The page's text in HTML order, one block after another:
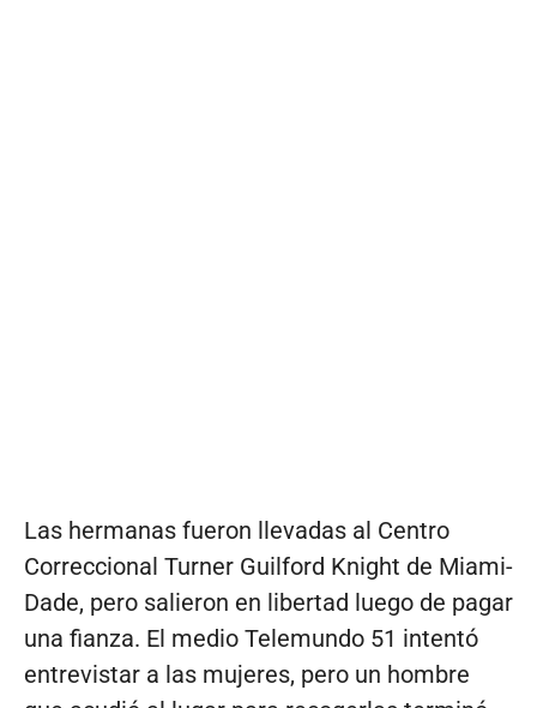
Las hermanas fueron llevadas al Centro
Correccional Turner Guilford Knight de Miami-
Dade, pero salieron en libertad luego de pagar
una fianza. El medio Telemundo 51 intentó
entrevistar a las mujeres, pero un hombre